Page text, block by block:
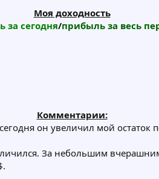
Моя доходность
за сегодня/прибыль за весь
Комментарии:
он увеличил мой остаток
За небольшим